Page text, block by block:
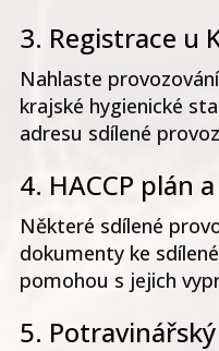
3. Registrace u
Nahlaste
krajské hygienické
adresu sdílené
4. HACCP plán
Některé sdílené
dokumenty ke
pomohou s jejich
5.